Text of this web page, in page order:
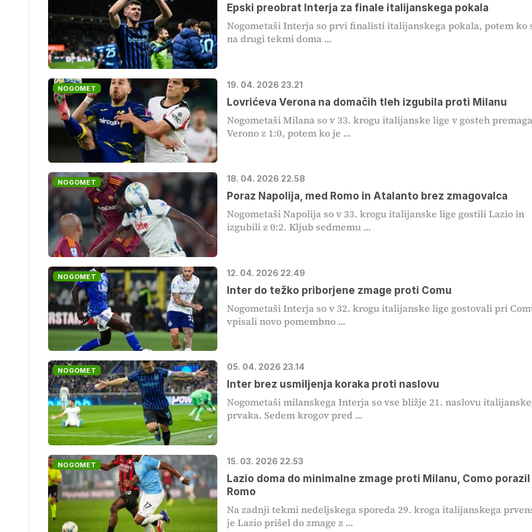
Epski preobrat Interja za finale italijanskega pokala
Nogometaši Interja so prvi finalisti italijanskega pokala, potem ko
na drugi tekmi doma ...
NOGOMET 19. 04. 2026 23.21
Lovrićeva Verona na domačih tleh izgubila proti Milanu
Nogometaši Milana so v 33. krogu italijanske lige v gosteh
Verono z 1:0, potem ko je ...
NOGOMET 18. 04. 2026 22.58
Poraz Napolija, med Romo in Atalanto brez zmagovalca
Nogometaši Napolija so v 33. krogu italijanske lige gostili Lazio in
izgubili z 0:2. Kljub sedmemu ...
NOGOMET 12. 04. 2026 22.49
Inter do težko priborjene zmage proti Comu
Nogometaši Interja so v 32. krogu italijanske lige gostovali pri
vpisali novo pomembno ...
NOGOMET 05. 04. 2026 23.14
Inter brez usmiljenja koraka proti naslovu
Nogometaši milanskega Interja so vse bližje 21. naslovu
prvaka. Sedem krogov pred ...
NOGOMET 15. 03. 2026 22.53
Lazio doma do minimalne zmage proti Milanu, Como porazil
Romo
Na zadnji tekmi nedeljskega sporeda 29. kroga italijanskega
je Lazio prišel do zmage z ...